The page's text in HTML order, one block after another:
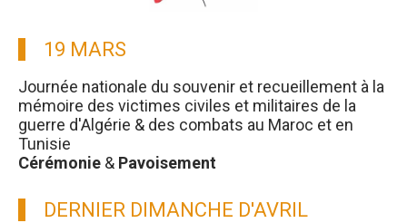
19 MARS
Journée nationale du souvenir et recueillement à la
mémoire des victimes civiles et militaires de la
guerre d'Algérie & des combats au Maroc et en
Tunisie
Cérémonie & Pavoisement
DERNIER DIMANCHE D'AVRIL